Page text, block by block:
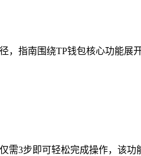
指南围绕TP钱包核心功能
3步即可轻松完成操作，该